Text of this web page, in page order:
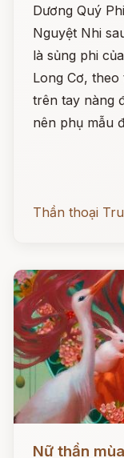
Dương Quý
Nguyệt Nhi
là sủng phi
Long Cơ,
trên tay nàng
nên phụ mẫu
Thần thoại
Nữ thần